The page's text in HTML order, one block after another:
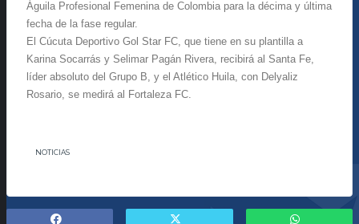
Águila Profesional Femenina de Colombia para la décima y última
fecha de la fase regular.
El Cúcuta Deportivo Gol Star FC, que tiene en su plantilla a
Karina Socarrás y Selimar Pagán Rivera, recibirá al Santa Fe,
líder absoluto del Grupo B, y el Atlético Huila, con Delyaliz
Rosario, se medirá al Fortaleza FC.
NOTICIAS